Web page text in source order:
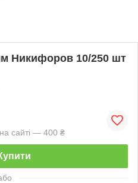
Никифоров 10/250 шт
сайті — 400 ₴